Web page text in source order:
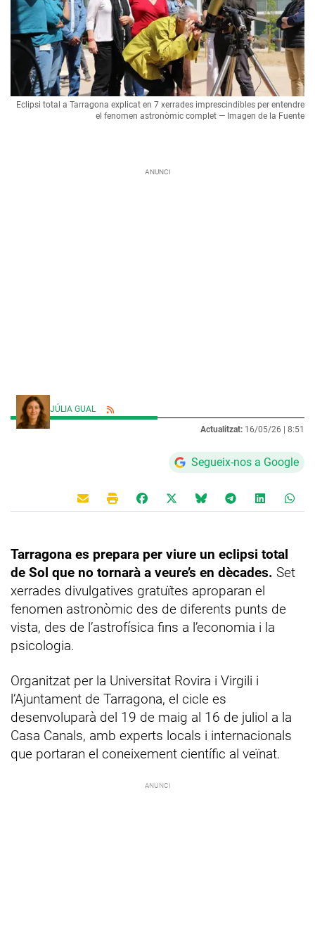
Eclipsi total a Tarragona explicat en 7 xerrades imprescindibles per entendre
el fenomen astronòmic complet — Imagen de la Fuente
JÚLIA GUAL
Actualitzat: 16/05/26 | 8:51
Segueix-nos a Google
Tarragona es prepara per viure un eclipsi total
de Sol que no tornarà a veure’s en dècades. Set
xerrades divulgatives gratuïtes aproparan el
fenomen astronòmic des de diferents punts de
vista, des de l’astrofísica fins a l’economia i la
psicologia.
Organitzat per la Universitat Rovira i Virgili i
l’Ajuntament de Tarragona, el cicle es
desenvoluparà del 19 de maig al 16 de juliol a la
Casa Canals, amb experts locals i internacionals
que portaran el coneixement científic al veïnat.